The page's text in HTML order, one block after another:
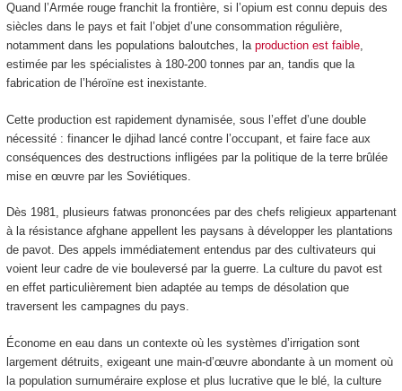
Quand l’Armée rouge franchit la frontière, si l’opium est connu depuis des
siècles dans le pays et fait l’objet d’une consommation régulière,
notamment dans les populations baloutches, la production est faible,
estimée par les spécialistes à 180-200 tonnes par an, tandis que la
fabrication de l’héroïne est inexistante.
Cette production est rapidement dynamisée, sous l’effet d’une double
nécessité : financer le djihad lancé contre l’occupant, et faire face aux
conséquences des destructions infligées par la politique de la terre brûlée
mise en œuvre par les Soviétiques.
Dès 1981, plusieurs fatwas prononcées par des chefs religieux appartenant
à la résistance afghane appellent les paysans à développer les plantations
de pavot. Des appels immédiatement entendus par des cultivateurs qui
voient leur cadre de vie bouleversé par la guerre. La culture du pavot est
en effet particulièrement bien adaptée au temps de désolation que
traversent les campagnes du pays.
Économe en eau dans un contexte où les systèmes d’irrigation sont
largement détruits, exigeant une main-d’œuvre abondante à un moment où
la population surnuméraire explose et plus lucrative que le blé, la culture